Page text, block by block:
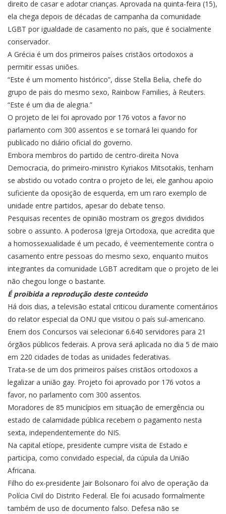
direito de casar e adotar crianças. Aprovada na quinta-feira (15),
ela chega depois de décadas de campanha da comunidade
LGBT por igualdade de casamento no país, que é socialmente
conservador.
A Grécia é um dos primeiros países cristãos ortodoxos a
permitir essas uniões.
“Este é um momento histórico”, disse Stella Belia, chefe do
grupo de pais do mesmo sexo, Rainbow Families, à Reuters.
“Este é um dia de alegria.”
O projeto de lei foi aprovado por 176 votos a favor no
parlamento com 300 assentos e se tornará lei quando for
publicado no diário oficial do governo.
Embora membros do partido de centro-direita Nova
Democracia, do primeiro-ministro Kyriakos Mitsotakis, tenham
se abstido ou votado contra o projeto de lei, ele ganhou apoio
suficiente da oposição de esquerda, em um raro exemplo de
unidade entre partidos, apesar do debate tenso.
Pesquisas recentes de opinião mostram os gregos divididos
sobre o assunto. A poderosa Igreja Ortodoxa, que acredita que
a homossexualidade é um pecado, é veementemente contra o
casamento entre pessoas do mesmo sexo, enquanto muitos
integrantes da comunidade LGBT acreditam que o projeto de lei
não chegou longe o bastante.
É proibida a reprodução deste conteúdo
Há dois dias, a televisão estatal criticou duramente comentários
do relator especial da ONU que visitou o país sul-americano.
Enem dos Concursos vai selecionar 6.640 servidores para 21
órgãos públicos federais. A prova será aplicada no dia 5 de maio
em 220 cidades de todas as unidades federativas.
Trata-se de um dos primeiros países cristãos ortodoxos a
legalizar a união gay. Projeto foi aprovado por 176 votos a
favor, no parlamento com 300 assentos.
Moradores de 85 municípios em situação de emergência ou
estado de calamidade pública recebem o pagamento nesta
sexta, independentemente do NIS.
Na capital etíope, presidente cumpre visita de Estado e
participa, como convidado especial, da cúpula da União
Africana.
Filho do ex-presidente Jair Bolsonaro foi alvo de operação da
Polícia Civil do Distrito Federal. Ele foi acusado formalmente
também de uso de documento falso. Defesa não se